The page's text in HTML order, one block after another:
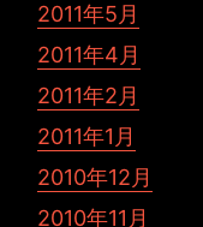
2011年5月
2011年4月
2011年2月
2011年1月
2010年12月
2010年11月